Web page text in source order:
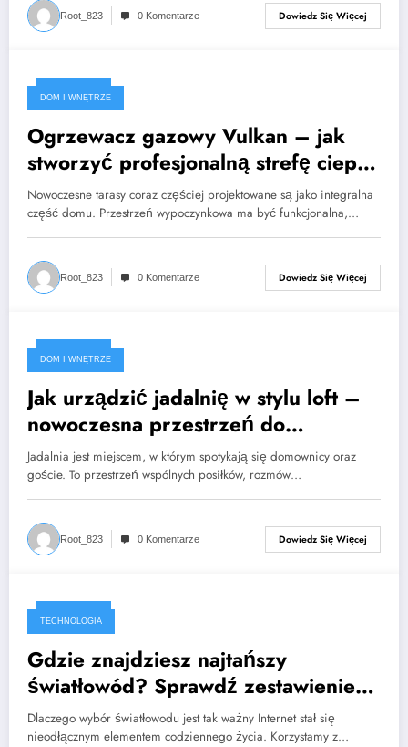
Root_823 0 Komentarze Dowiedz Się Więcej
2026-02-22
DOM I WNĘTRZE
Ogrzewacz gazowy Vulkan – jak
stworzyć profesjonalną strefę ciepła
na tarasie bez kompromisów?
Nowoczesne tarasy coraz częściej projektowane są jako integralna
część domu. Przestrzeń wypoczynkowa ma być funkcjonalna,…
Root_823 0 Komentarze Dowiedz Się Więcej
2026-02-07
DOM I WNĘTRZE
Jak urządzić jadalnię w stylu loft –
nowoczesna przestrzeń do
wspólnych posiłków
Jadalnia jest miejscem, w którym spotykają się domownicy oraz
goście. To przestrzeń wspólnych posiłków, rozmów…
Root_823 0 Komentarze Dowiedz Się Więcej
2025-10-06
TECHNOLOGIA
Gdzie znajdziesz najtańszy
światłowód? Sprawdź zestawienie
ofert
Dlaczego wybór światłowodu jest tak ważny Internet stał się
nieodłącznym elementem codziennego życia. Korzystamy z…